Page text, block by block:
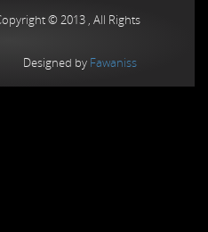
© 2013 , All Rights
Designed by Fawaniss